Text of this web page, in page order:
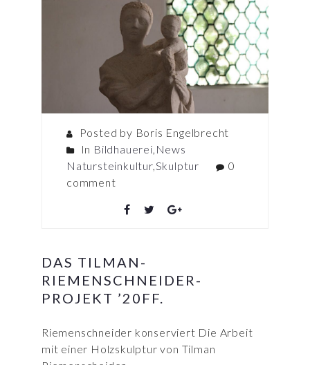
Posted by Boris Engelbrecht
In Bildhauerei, News
Natursteinkultur,Skulptur
0
comment
DAS TILMAN-
RIEMENSCHNEIDER-
PROJEKT ’20FF.
Riemenschneider konserviert Die Arbeit
mit einer Holzskulptur von Tilman